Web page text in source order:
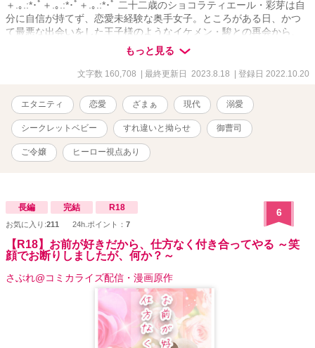
＋.｡.:*･ﾟ＋.｡.:*･ﾟ＋.｡.:*･ﾟ 二十二歳のショコラティエール・彩芽は自
分に自信が持てず、恋愛未経験な奥手女子。ところがある日、かつ
て最悪な出会いをした王子様のようなイケメン・駿との再会から、
甘い一夜を共にする。これは一夜限りの魔法――そう自分に言い聞
かせていたのに、駿への想いを諦めた矢先、彼の子どもを授かった
ことに気づく。三年後、シングルマザーとなった彩芽は彼への想い
ころが再び目の前に現れた駿から熱烈求愛されて……!? 恋を知らな
い奥手女子と一途な御曹司の運命の再会ロマンス！ .｡.:*･ﾟ＋.｡.:*･ﾟ
＋.｡.:*･ﾟ＋.｡.:*･ﾟ
もっと見る
文字数 160,708 | 最終更新日 2023.8.18 | 登録日 2022.10.20
エタニティ 恋愛 ざまぁ 現代 溺愛
シークレットベビー すれ違いと拗らせ 御曹司
ご令嬢 ヒーロー視点あり
長編 完結 R18
お気に入り:211 24h.ポイント： 7
6
【R18】お前が好きだから、仕方なく付き合ってやる ～笑
顔でお断りしましたが、何か？～
さぶれ@コミカライズ配信・漫画原作